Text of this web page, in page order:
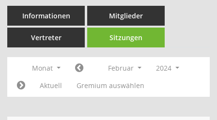
Informationen Mitglieder
Vertreter Sitzungen
Monat Februar
2024
Aktuell
Gremium auswählen